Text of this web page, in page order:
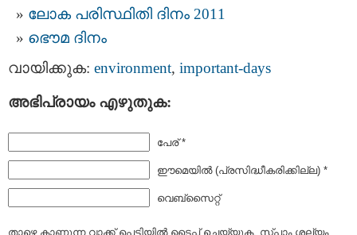
ലോക പരിസ്ഥിതി ദിനം 2011
ഭൌമ ദിനം
വായിക്കുക: environment, important-days
അഭിപ്രായം എഴുതുക:
പേര് *
ഈമെയില്‍ (പ്രസിദ്ധീകരിക്കില്ല) *
വെബ്സൈറ്റ്
താഴെ കാണുന്ന വാക്ക് പെട്ടിയില്‍ ടൈപ്പ്‌ ചെയ്യുക. സ്പാം ശല്യം